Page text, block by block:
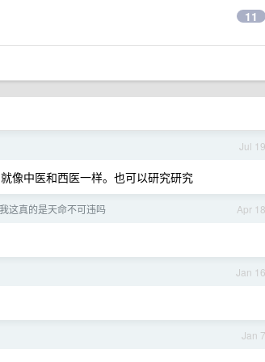
11
Jul 19
像中医和西医一样。也可以研究研究
Apr 18
这真的是天命不可违吗
Jan 16
Jan 7